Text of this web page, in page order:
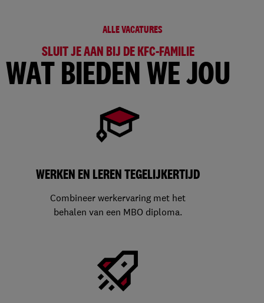
ALLE VACATURES
SLUIT JE AAN BIJ DE KFC-FAMILIE
WAT BIEDEN WE JOU
WERKEN EN LEREN TEGELIJKERTIJD
Combineer werkervaring met het
behalen van een MBO diploma.